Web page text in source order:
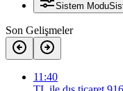
Sistem Modu
Son Gelişmeler
11:40